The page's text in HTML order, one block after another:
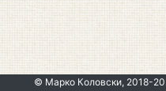
© Марко Коловски, 2018-